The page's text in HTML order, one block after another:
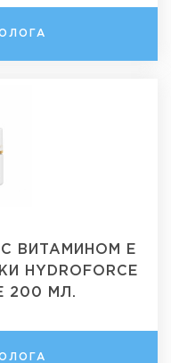
ВИТАМИНОМ Е
200 МЛ.